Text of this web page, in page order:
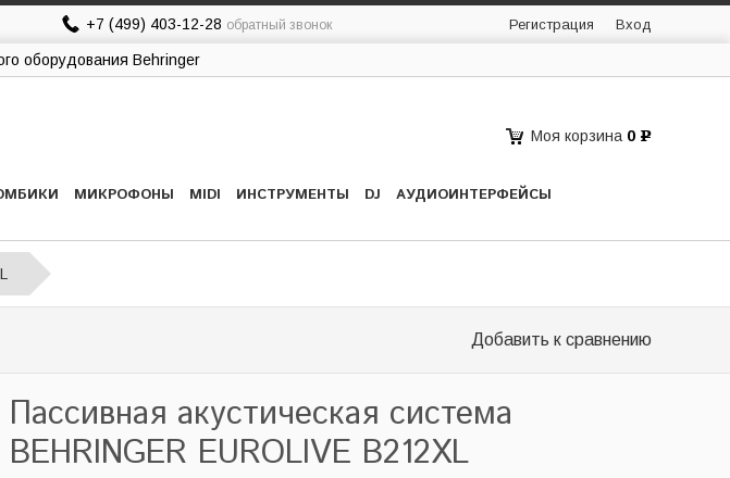
+7 (499) 403-12-28 обратный звонок Регистрация Вход
оборудования Behringer
МИКРОФОНЫ MIDI ИНСТРУМЕНТЫ DJ АУДИОИНТЕРФЕЙСЫ
Моя корзина 0 Р
Добавить к сравнению
Пассивная акустическая система
BEHRINGER EUROLIVE B212XL